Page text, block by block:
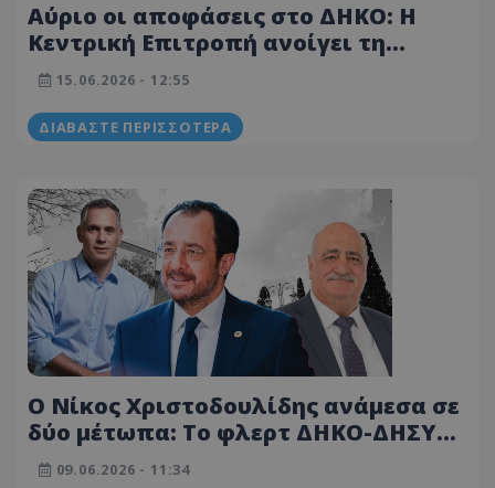
Αύριο οι αποφάσεις στο ΔΗΚΟ: Η
Κεντρική Επιτροπή ανοίγει τη
συζήτηση για συνεργασία με ΕΔΕΚ
και ΔΗΠΑ
15.06.2026 - 12:55
ΔΙΑΒΆΣΤΕ ΠΕΡΙΣΣΌΤΕΡΑ
Ο Νίκος Χριστοδουλίδης ανάμεσα σε
δύο μέτωπα: Το φλερτ ΔΗΚΟ-ΔΗΣΥ
και οι διεργασίες σε ΕΔΕΚ και ΔΗΠΑ
09.06.2026 - 11:34